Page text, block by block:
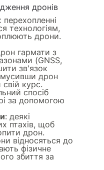
дронів
технологіям,
дрони.
гармати з
(GNSS,
зв'язок
дрон
курс.
спосіб
за допомогою
: деякі
птахів, щоб
дрон.
відносяться до
фізичне
збиття за